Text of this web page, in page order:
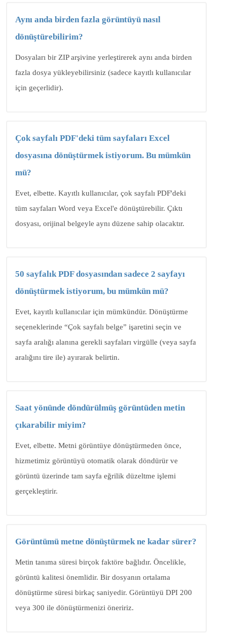
Aynı anda birden fazla görüntüyü nasıl
dönüştürebilirim?
Dosyaları bir ZIP arşivine yerleştirerek aynı anda birden
fazla dosya yükleyebilirsiniz (sadece kayıtlı kullanıcılar
için geçerlidir).
Çok sayfalı PDF'deki tüm sayfaları Excel
dosyasına dönüştürmek istiyorum. Bu mümkün
mü?
Evet, elbette. Kayıtlı kullanıcılar, çok sayfalı PDF'deki
tüm sayfaları Word veya Excel'e dönüştürebilir. Çıktı
dosyası, orijinal belgeyle aynı düzene sahip olacaktır.
50 sayfalık PDF dosyasından sadece 2 sayfayı
dönüştürmek istiyorum, bu mümkün mü?
Evet, kayıtlı kullanıcılar için mümkündür. Dönüştürme
seçeneklerinde “Çok sayfalı belge” işaretini seçin ve
sayfa aralığı alanına gerekli sayfaları virgülle (veya sayfa
aralığını tire ile) ayırarak belirtin.
Saat yönünde döndürülmüş görüntüden metin
çıkarabilir miyim?
Evet, elbette. Metni görüntüye dönüştürmeden önce,
hizmetimiz görüntüyü otomatik olarak döndürür ve
görüntü üzerinde tam sayfa eğrilik düzeltme işlemi
gerçekleştirir.
Görüntümü metne dönüştürmek ne kadar sürer?
Metin tanıma süresi birçok faktöre bağlıdır. Öncelikle,
görüntü kalitesi önemlidir. Bir dosyanın ortalama
dönüştürme süresi birkaç saniyedir. Görüntüyü DPI 200
veya 300 ile dönüştürmenizi öneririz.